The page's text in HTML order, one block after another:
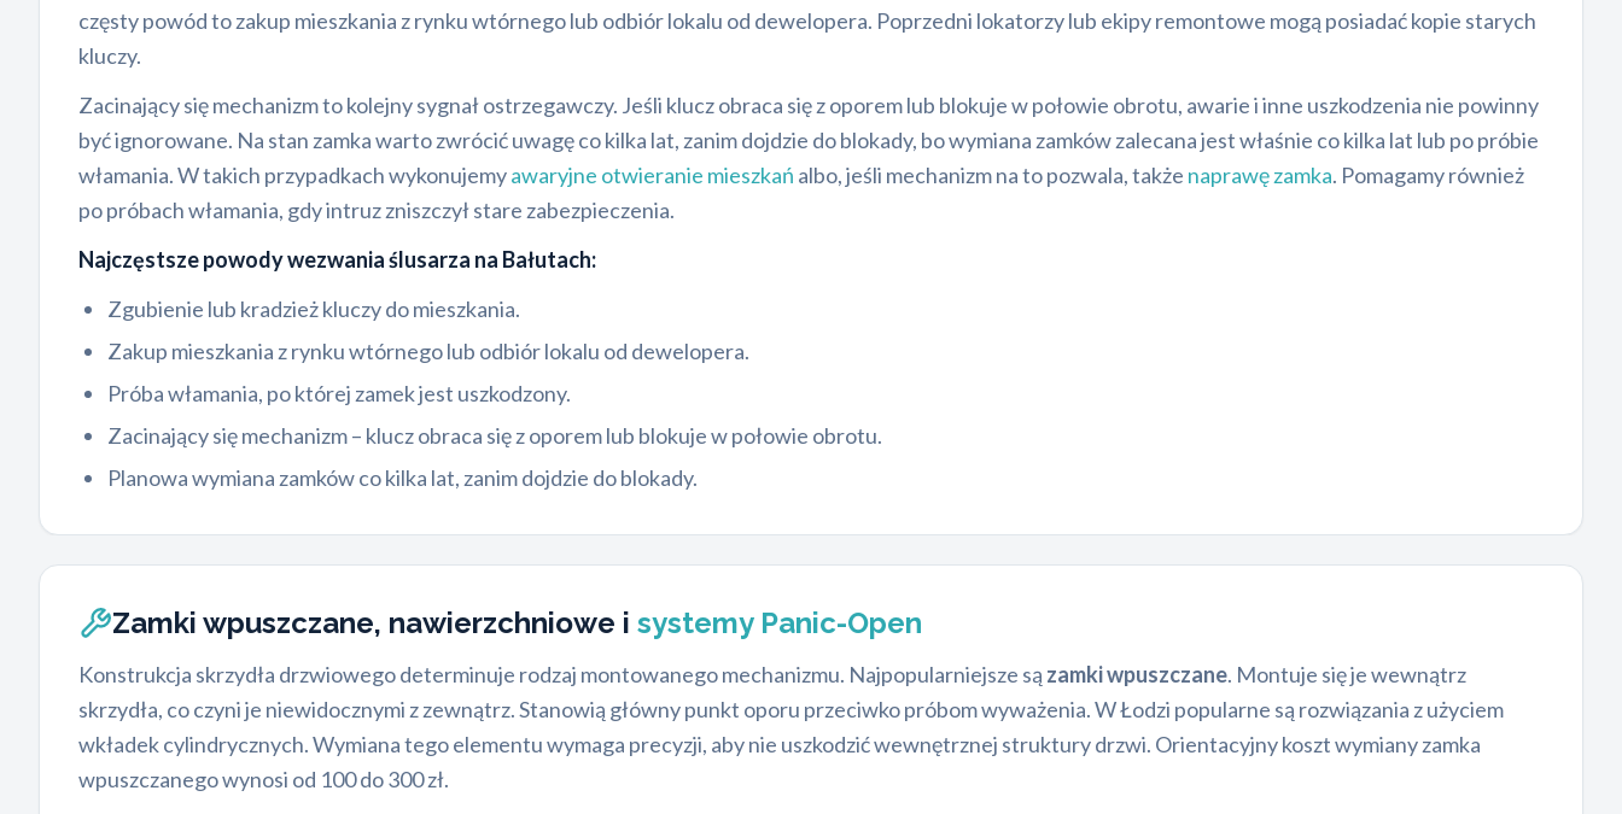
częsty powód to zakup mieszkania z rynku wtórnego lub odbiór lokalu od dewelopera. Poprzedni lokatorzy lub ekipy remontowe mogą posiadać kopie starych
kluczy.
Zacinający się mechanizm to kolejny sygnał ostrzegawczy. Jeśli klucz obraca się z oporem lub blokuje w połowie obrotu, awarie i inne uszkodzenia nie powinny
być ignorowane. Na stan zamka warto zwrócić uwagę co kilka lat, zanim dojdzie do blokady, bo wymiana zamków zalecana jest właśnie co kilka lat lub po próbie
włamania. W takich przypadkach wykonujemyawaryjne otwieranie mieszkań albo, jeśli mechanizm na to pozwala, także naprawę zamka. Pomagamy również
po próbach włamania, gdy intruz zniszczył stare zabezpieczenia.
Najczęstsze powody wezwania ślusarza na Bałutach:
Zgubienie lub kradzież kluczy do mieszkania.
Zakup mieszkania z rynku wtórnego lub odbiór lokalu od dewelopera.
Próba włamania, po której zamek jest uszkodzony.
Zacinający się mechanizm – klucz obraca się z oporem lub blokuje w połowie obrotu.
Planowa wymiana zamków co kilka lat, zanim dojdzie do blokady.
Zamki wpuszczane, nawierzchniowe i systemy Panic-Open
Konstrukcja skrzydła drzwiowego determinuje rodzaj montowanego mechanizmu. Najpopularniejsze są zamki wpuszczane. Montuje się je wewnątrz
skrzydła, co czyni je niewidocznymi z zewnątrz. Stanowią główny punkt oporu przeciwko próbom wyważenia. W Łodzi popularne są rozwiązania z użyciem
wkładek cylindrycznych. Wymiana tego elementu wymaga precyzji, aby nie uszkodzić wewnętrznej struktury drzwi. Orientacyjny koszt wymiany zamka
wpuszczanego wynosi od 100 do 300 zł.